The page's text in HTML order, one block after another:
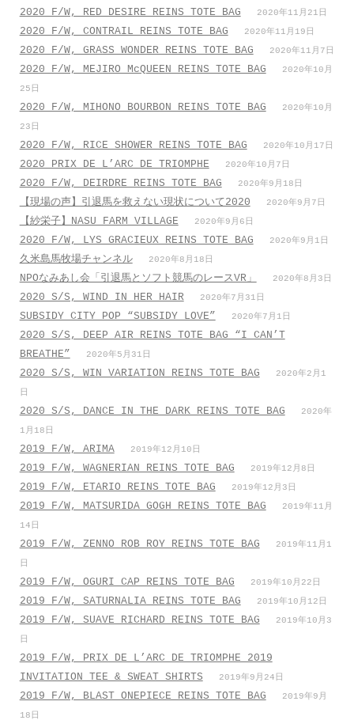
2020 F/W, RED DESIRE REINS TOTE BAG 2020年11月21日
2020 F/W, CONTRAIL REINS TOTE BAG 2020年11月19日
2020 F/W, GRASS WONDER REINS TOTE BAG 2020年11月7日
2020 F/W, MEJIRO McQUEEN REINS TOTE BAG
2020年10月
25日
2020 F/W, MIHONO BOURBON REINS TOTE BAG
2020年10月
23日
2020 F/W, RICE SHOWER REINS TOTE BAG 2020年10月17日
2020 PRIX DE L’ARC DE TRIOMPHE 2020年10月7日
2020 F/W, DEIRDRE REINS TOTE BAG 2020年9月18日
【現場の声】引退馬を救えない現状について2020 2020年9月7日
【紗栄子】NASU FARM VILLAGE 2020年9月6日
2020 F/W, LYS GRACIEUX REINS TOTE BAG 2020年9月1日
久米島馬牧場チャンネル 2020年8月18日
NPOなみあし会「引退馬とソフト競馬のレースVR」 2020年8月3日
2020 S/S, WIND IN HER HAIR 2020年7月31日
SUBSIDY CITY POP “SUBSIDY LOVE” 2020年7月1日
2020 S/S, DEEP AIR REINS TOTE BAG “I CAN’T
BREATHE”
2020年5月31日
2020 S/S, WIN VARIATION REINS TOTE BAG
2020年2月1
日
2020 S/S, DANCE IN THE DARK REINS TOTE BAG
2020年
1月18日
2019 F/W, ARIMA 2019年12月10日
2019 F/W, WAGNERIAN REINS TOTE BAG 2019年12月8日
2019 F/W, ETARIO REINS TOTE BAG 2019年12月3日
2019 F/W, MATSURIDA GOGH REINS TOTE BAG
2019年11月
14日
2019 F/W, ZENNO ROB ROY REINS TOTE BAG
2019年11月1
日
2019 F/W, OGURI CAP REINS TOTE BAG 2019年10月22日
2019 F/W, SATURNALIA REINS TOTE BAG 2019年10月12日
2019 F/W, SUAVE RICHARD REINS TOTE BAG
2019年10月3
日
2019 F/W, PRIX DE L’ARC DE TRIOMPHE 2019
INVITATION TEE & SWEAT SHIRTS
2019年9月24日
2019 F/W, BLAST ONEPIECE REINS TOTE BAG
2019年9月
18日